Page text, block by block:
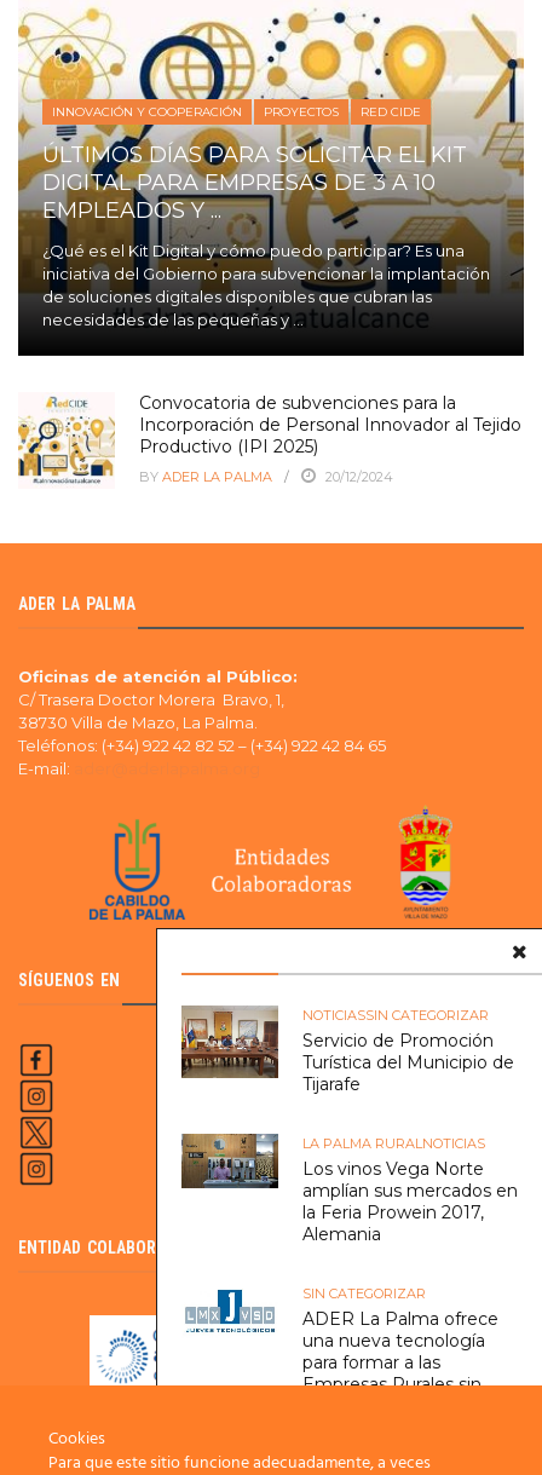
NOTICIASSIN CATEGORIZAR
Servicio de Promoción
Turística del Municipio de
Tijarafe
LA PALMA RURALNOTICIAS
Los vinos Vega Norte
amplían sus mercados en
la Feria Prowein 2017,
Alemania
SIN CATEGORIZAR
ADER La Palma ofrece
una nueva tecnología
para formar a las
Empresas Rurales sin
INNOVACIÓN Y COOPERACIÓN PROYECTOS RED CIDE
ÚLTIMOS DÍAS PARA SOLICITAR EL KIT
DIGITAL PARA EMPRESAS DE 3 A 10
EMPLEADOS Y ...
¿Qué es el Kit Digital y cómo puedo participar? Es una
iniciativa del Gobierno para subvencionar la implantación
de soluciones digitales disponibles que cubran las
necesidades de las pequeñas y ...
Convocatoria de subvenciones para la
Incorporación de Personal Innovador al Tejido
Productivo (IPI 2025)
BY ADER LA PALMA 20/12/2024
ADER LA PALMA
Oficinas de atención al Público:
C/ Trasera Doctor Morera Bravo, 1,
38730 Villa de Mazo, La Palma.
Teléfonos: (+34) 922 42 82 52 – (+34) 922 42 84 65
E-mail:
SÍGUENOS EN
ENTIDAD COLABORADORA DEL SCE
Cookies
Para que este sitio funcione adecuadamente, a veces